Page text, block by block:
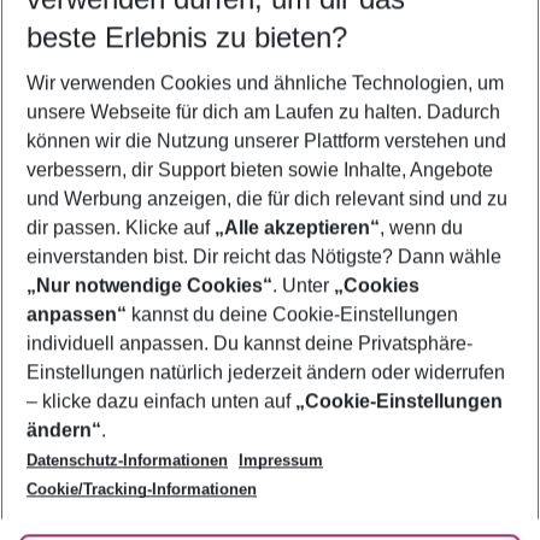
5-8 Nächte
2 Erwachsene Keine Kinder
Mehr Filter anzeigen
Footer
Footer navigation
Über uns
AGB
Bestpreisgarantie
Cookie-Einstellungen ändern
Cookie-Richtlinie
Agenturbetreuung
Barrierefreies Reisen
Folge uns
beste Erlebnis zu bieten?
Wir verwenden Cookies und ähnliche Technologien, um
unsere Webseite für dich am Laufen zu halten. Dadurch
können wir die Nutzung unserer Plattform verstehen und
verbessern, dir Support bieten sowie Inhalte, Angebote
und Werbung anzeigen, die für dich relevant sind und zu
dir passen. Klicke auf „Alle akzeptieren“, wenn du
einverstanden bist. Dir reicht das Nötigste? Dann wähle
„Nur notwendige Cookies“. Unter „Cookies
anpassen“ kannst du deine Cookie-Einstellungen
individuell anpassen. Du kannst deine Privatsphäre-
Einstellungen natürlich jederzeit ändern oder widerrufen
– klicke dazu einfach unten auf „Cookie-Einstellungen
ändern“.
Datenschutz-Informationen
Impressum
Cookie/Tracking-Informationen